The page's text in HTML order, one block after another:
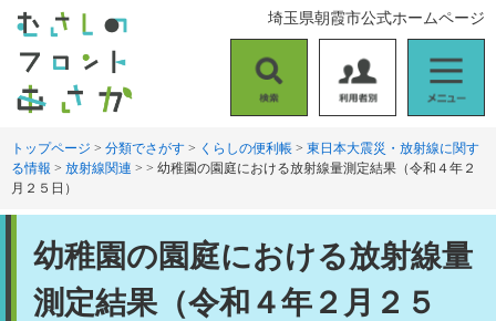
す
。
し
て
索
用
者
別
ニ
ュ
ー
埼玉県朝霞市公式ホームページ
トップページ > 分類でさがす > くらしの便利帳 > 東日本大震災・放射線に関す
る情報 > 放射線関連 > > 幼稚園の園庭における放射線量測定結果（令和４年２
月２５日）
幼稚園の園庭における放射線量
測定結果（令和４年２月２５